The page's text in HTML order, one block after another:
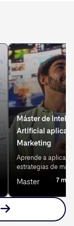
Máster de
Artificial
Marketing
Aprende a aplicar
estrategias de
Master 7